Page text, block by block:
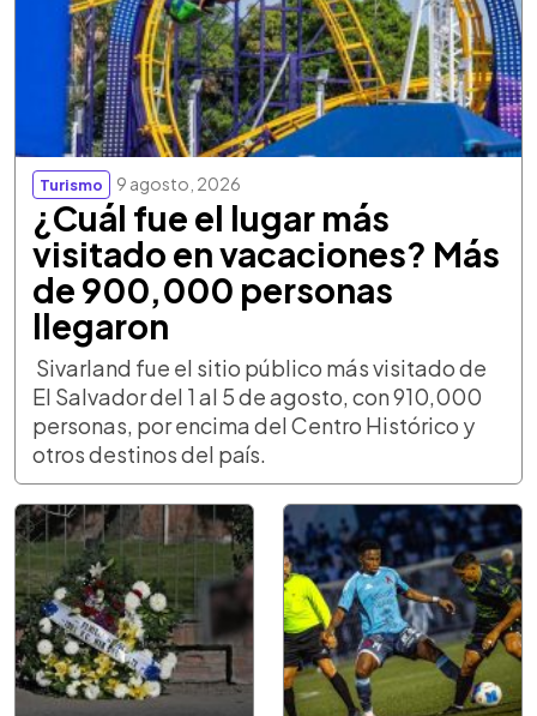
Turismo 9 agosto, 2026
¿Cuál fue el lugar más
visitado en vacaciones? Más
de 900,000 personas
llegaron
Sivarland fue el sitio público más visitado de
El Salvador del 1 al 5 de agosto, con 910,000
personas, por encima del Centro Histórico y
otros destinos del país.